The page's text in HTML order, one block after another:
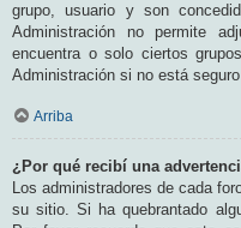
grupo, usuario y son
Administración no permite
encuentra o solo ciertos
Administración si no está
Arriba
¿Por qué recibí una
Los administradores de cada
su sitio. Si ha quebrantado